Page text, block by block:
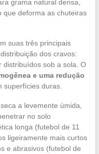
grama natural densa,
que deforma as chuteiras
suas três principais
dos cravos:
distribuídos sob a sola. O
e uma redução
superfícies duras.
a levemente úmida,
no solo
longa (futebol de 11
ligeiramente mais curtos
e abrasivos (futebol de